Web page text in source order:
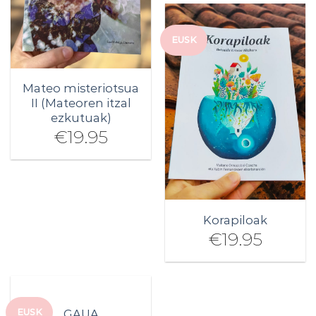
Mateo misteriotsua
II (Mateoren itzal
ezkutuak)
€19.95
EUSK
Korapiloak
€19.95
EUSK